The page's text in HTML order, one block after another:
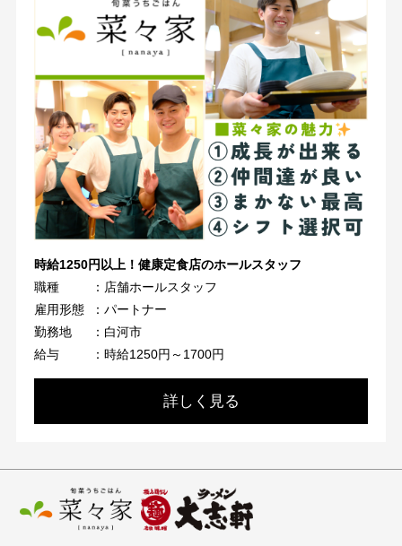
時給1250円以上！健康定食店のホールスタッフ
職種
：店舗ホールスタッフ
雇用形態
：パートナー
勤務地
：白河市
給与
：時給1250円～1700円
詳しく見る